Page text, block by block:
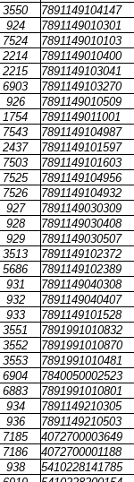
3550
7891149104147
924
7891149010301
7524
7891149010103
2214
7891149010400
2215
7891149103041
6903
7891149103270
926
7891149010509
1754
7891149011001
7543
7891149104987
2437
7891149101597
7503
7891149101603
7525
7891149104956
7526
7891149104932
927
7891149030309
928
7891149030408
929
7891149030507
3513
7891149102372
5686
7891149102389
931
7891149040308
932
7891149040407
933
7891149101528
3551
7891991010832
3552
7891991010870
3553
7891991010481
6904
7840050002523
6883
7891991010801
934
7891149210305
936
7891149210503
7185
4072700003649
7186
4072700001188
938
5410228141785